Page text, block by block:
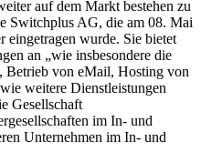
auf dem Markt bestehen zu
Switchplus AG, die am 08. Mai
eingetragen wurde. Sie bietet
an „wie insbesondere die
Betrieb von eMail, Hosting von
weitere Dienstleistungen
Gesellschaft
im In- und
Unternehmen im In- und